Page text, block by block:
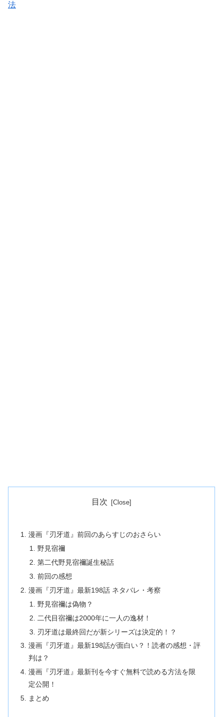
法
目次
漫画『刃牙道』前回のあらすじのおさらい
野見宿禰
第二代野見宿禰誕生秘話
前回の感想
漫画『刃牙道』最新198話 ネタバレ・考察
野見宿禰は偽物？
二代目宿禰は2000年に一人の逸材！
刃牙道は最終回だが新シリーズは決定的！？
漫画『刃牙道』最新198話が面白い？！読者の感想・評
判は？
漫画『刃牙道』最新刊を今すぐ無料で読める方法を限
定公開！
まとめ